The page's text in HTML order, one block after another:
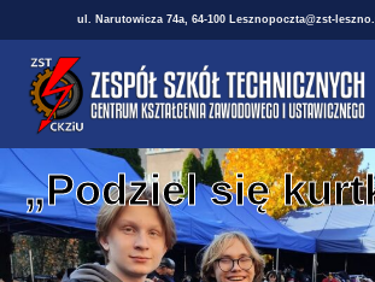
ul. Narutowicza 74a, 64-100 Lesznopoczta@zst-
„Podziel się